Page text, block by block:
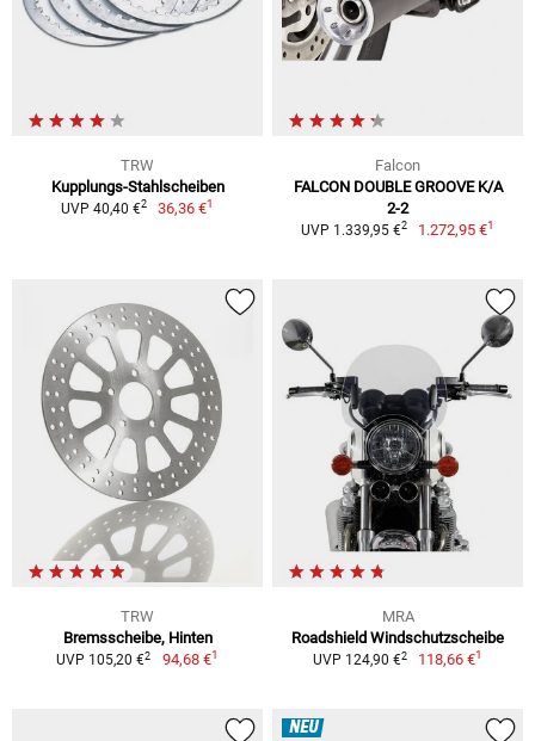
TRW
Kupplungs-Stahlscheiben
UVP 40,40 €2 36,36 €1
Falcon
FALCON DOUBLE GROOVE K/A
2-2
UVP 1.339,95 €2 1.272,95 €1
TRW
Bremsscheibe, Hinten
UVP 105,20 €2 94,68 €1
MRA
Roadshield Windschutzscheibe
UVP 124,90 €2 118,66 €1
NEU